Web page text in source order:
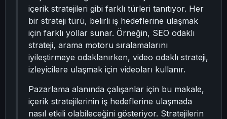
içerik stratejileri gibi farklı türleri tanıtıyor. Her
bir strateji türü, belirli iş hedeflerine ulaşmak
için farklı yollar sunar. Örneğin, SEO odaklı
strateji, arama motoru sıralamalarını
iyileştirmeye odaklanırken, video odaklı strateji,
izleyicilere ulaşmak için videoları kullanır.
Pazarlama alanında çalışanlar için bu makale,
içerik stratejilerinin iş hedeflerine ulaşmada
nasıl etkili olabileceğini gösteriyor. Stratejilerin